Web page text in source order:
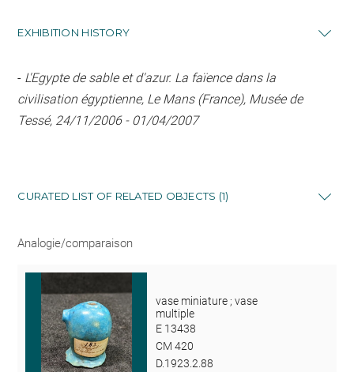
EXHIBITION HISTORY
- L'Egypte de sable et d'azur. La faïence dans la
civilisation égyptienne, Le Mans (France), Musée de
Tessé, 24/11/2006 - 01/04/2007
CURATED LIST OF RELATED OBJECTS (1)
Analogie/comparaison
vase miniature ; vase
multiple
E 13438
CM 420
D.1923.2.88